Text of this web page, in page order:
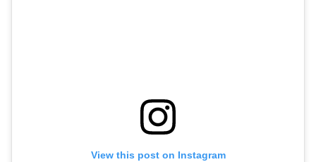
View this post on Instagram